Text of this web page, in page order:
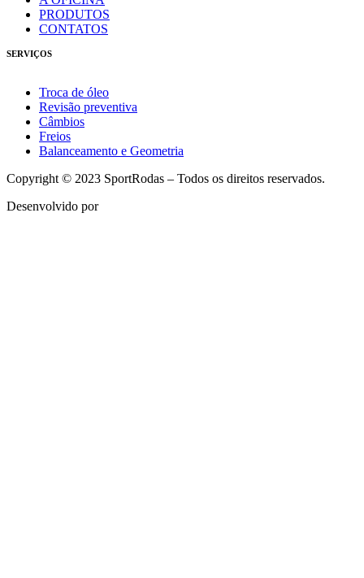
PRODUTOS
CONTATOS
SERVIÇOS
Troca de óleo
Revisão preventiva
Câmbios
Freios
Balanceamento e Geometria
Copyright © 2023 SportRodas – Todos os direitos reservados.
Desenvolvido por